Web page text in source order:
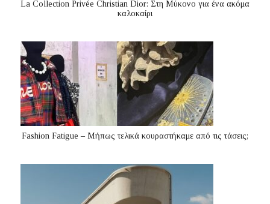
La Collection Privée Christian Dior: Στη Μύκονο για ένα ακόμα
καλοκαίρι
Fashion Fatigue – Μήπως τελικά κουραστήκαμε από τις τάσεις;